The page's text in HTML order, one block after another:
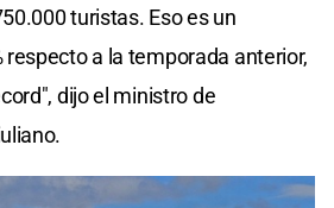
turistas. Eso es un
a la temporada anterior,
dijo el ministro de